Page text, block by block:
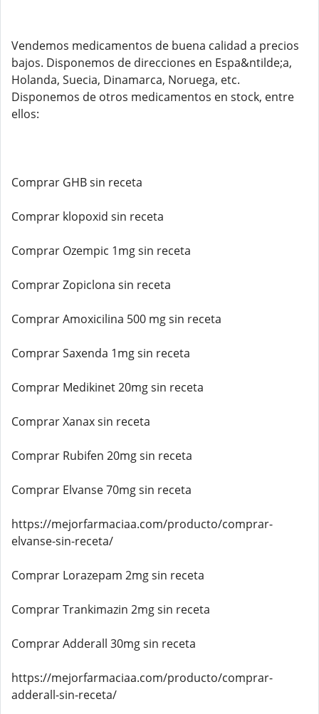
Vendemos medicamentos de buena calidad a precios
bajos. Disponemos de direcciones en Espa&ntilde;a,
Holanda, Suecia, Dinamarca, Noruega, etc.
Disponemos de otros medicamentos en stock, entre
ellos:
Comprar GHB sin receta
Comprar klopoxid sin receta
Comprar Ozempic 1mg sin receta
Comprar Zopiclona sin receta
Comprar Amoxicilina 500 mg sin receta
Comprar Saxenda 1mg sin receta
Comprar Medikinet 20mg sin receta
Comprar Xanax sin receta
Comprar Rubifen 20mg sin receta
Comprar Elvanse 70mg sin receta
https://mejorfarmaciaa.com/producto/comprar-
elvanse-sin-receta/
Comprar Lorazepam 2mg sin receta
Comprar Trankimazin 2mg sin receta
Comprar Adderall 30mg sin receta
https://mejorfarmaciaa.com/producto/comprar-
adderall-sin-receta/